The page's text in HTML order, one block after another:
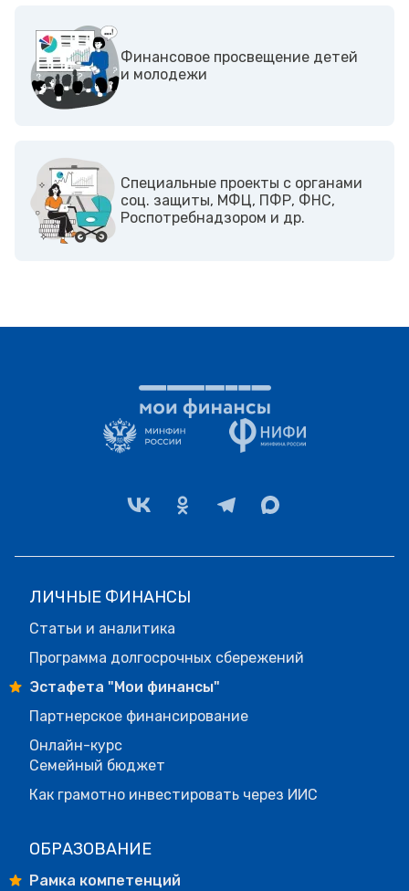
Финансовое просвещение детей
и молодежи
Cпециальные проекты с органами
соц. защиты, МФЦ, ПФР, ФНС,
Роспотребнадзором и др.
ЛИЧНЫЕ ФИНАНСЫ
Статьи и аналитика
Программа долгосрочных сбережений
Эстафета "Мои финансы"
Партнерское финансирование
Онлайн-курс
Семейный бюджет
Как грамотно инвестировать через ИИС
ОБРАЗОВАНИЕ
Рамка компетенций